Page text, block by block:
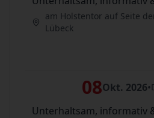
am Holstentor auf Seite
Lübeck
08Okt. 2026•
Unterhaltsam, informativ